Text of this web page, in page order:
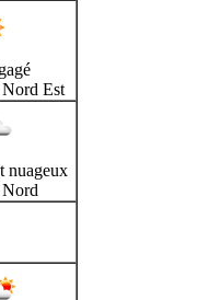
Est
nuageux